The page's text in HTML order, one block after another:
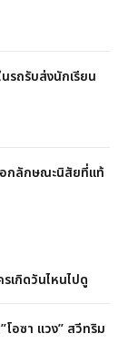
รถรับส่งนักเรียน
อกลักษณะนิสัยที่แท้
เกิดวันไหนไปดู
อซา แวง” สวีทริม